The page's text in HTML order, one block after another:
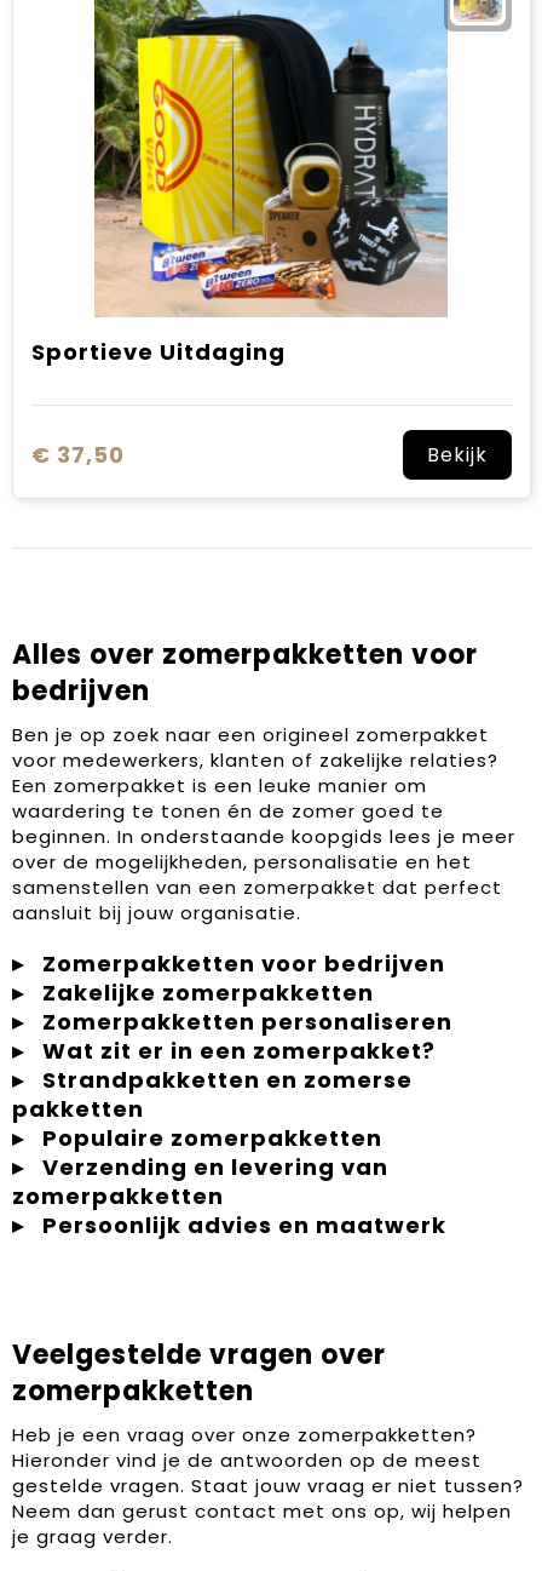
Sportieve Uitdaging
€ 37,50 Bekijk
Alles over zomerpakketten voor
bedrijven
Ben je op zoek naar een origineel zomerpakket
voor medewerkers, klanten of zakelijke relaties?
Een zomerpakket is een leuke manier om
waardering te tonen én de zomer goed te
beginnen. In onderstaande koopgids lees je meer
over de mogelijkheden, personalisatie en het
samenstellen van een zomerpakket dat perfect
aansluit bij jouw organisatie.
Zomerpakketten voor bedrijven
Zakelijke zomerpakketten
Zomerpakketten personaliseren
Wat zit er in een zomerpakket?
Strandpakketten en zomerse
pakketten
Populaire zomerpakketten
Verzending en levering van
zomerpakketten
Persoonlijk advies en maatwerk
Veelgestelde vragen over
zomerpakketten
Heb je een vraag over onze zomerpakketten?
Hieronder vind je de antwoorden op de meest
gestelde vragen. Staat jouw vraag er niet tussen?
Neem dan gerust contact met ons op, wij helpen
je graag verder.